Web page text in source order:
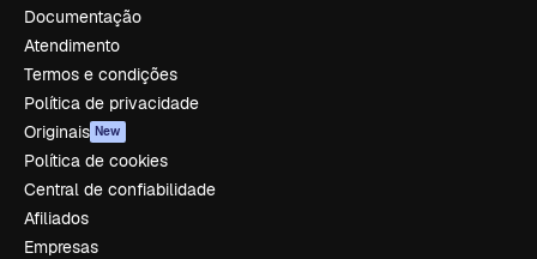
Documentação
Atendimento
Termos e condições
Política de privacidade
Originais New
Política de cookies
Central de confiabilidade
Afiliados
Empresas